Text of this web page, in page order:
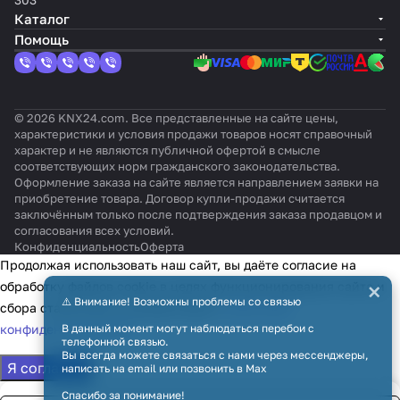
Каталог
Помощь
© 2026 KNX24.com. Все представленные на сайте цены,
характеристики и условия продажи товаров носят справочный
характер и не являются публичной офертой в смысле
соответствующих норм гражданского законодательства.
Оформление заказа на сайте является направлением заявки на
приобретение товара. Договор купли-продажи считается
заключённым только после подтверждения заказа продавцом и
согласования всех условий.
КонфиденциальностьОферта
⚠️ Внимание! Возможны проблемы со связью
В данный момент могут наблюдаться перебои с
телефонной связью.
Вы всегда можете связаться с нами через мессенджеры,
написать на email или позвонить в Max
Спасибо за понимание!
×
Продолжая использовать наш сайт, вы даёте согласие на
обработку файлов cookie в целях функционирования сайта и
сбора статистики в соответствии сполитикой
конфиденциальности
Я согласен